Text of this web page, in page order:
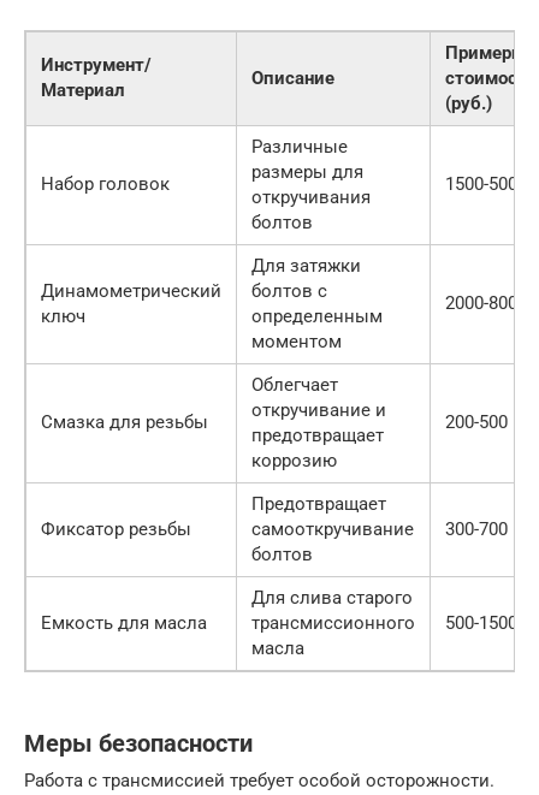
Инструмент/
Материал
Описание
Примерная
стоимость
(руб.)
Набор головок
Различные
размеры для
откручивания
болтов
1500-5000
Динамометрический
ключ
Для затяжки
болтов с
определенным
моментом
2000-8000
Смазка для резьбы
Облегчает
откручивание и
предотвращает
коррозию
200-500
Фиксатор резьбы
Предотвращает
самооткручивание
болтов
300-700
Емкость для масла
Для слива старого
трансмиссионного
масла
500-1500
Меры безопасности
Работа с трансмиссией требует особой осторожности.